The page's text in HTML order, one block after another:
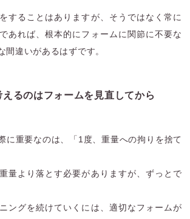
することはありますが、そうではなく常に
あれば、根本的にフォームに関節に不要な
間違いがあるはずです。
るのはフォームを見直してから
に重要なのは、「1度、重量への拘りを捨て
量より落とす必要がありますが、ずっとで
ングを続けていくには、適切なフォームが